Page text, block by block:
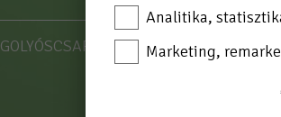
GOLYÓSCSAP BBH 1/2˝ kék pillangós.
Analitika,
Marketing,